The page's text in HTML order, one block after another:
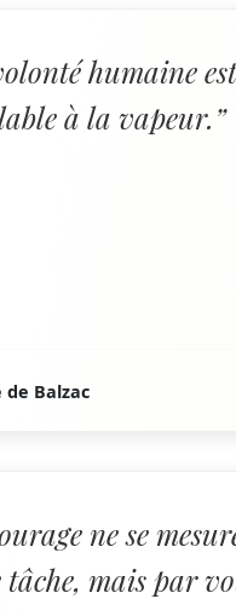
humaine
à la vapeur.”
de Balzac
ne se
mais par